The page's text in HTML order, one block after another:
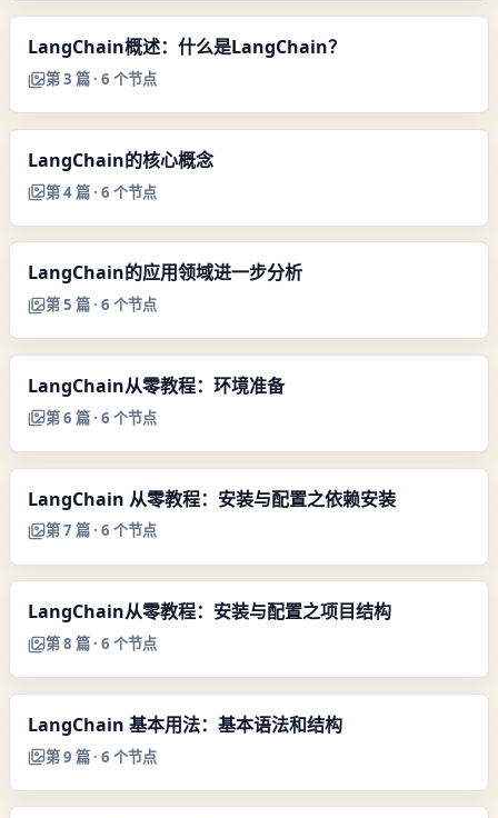
LangChain概述：什么是LangChain？
第3 篇 · 6 个节点
LangChain的核心概念
第4篇 · 6 个节点
LangChain的应用领域进一步分析
第5 篇 · 6 个节点
LangChain从零教程：环境准备
第6 篇 · 6 个节点
LangChain 从零教程：安装与配置之依赖安装
第7 篇 · 6 个节点
LangChain从零教程：安装与配置之项目结构
第8 篇 · 6 个节点
LangChain 基本用法：基本语法和结构
第9 篇 · 6 个节点